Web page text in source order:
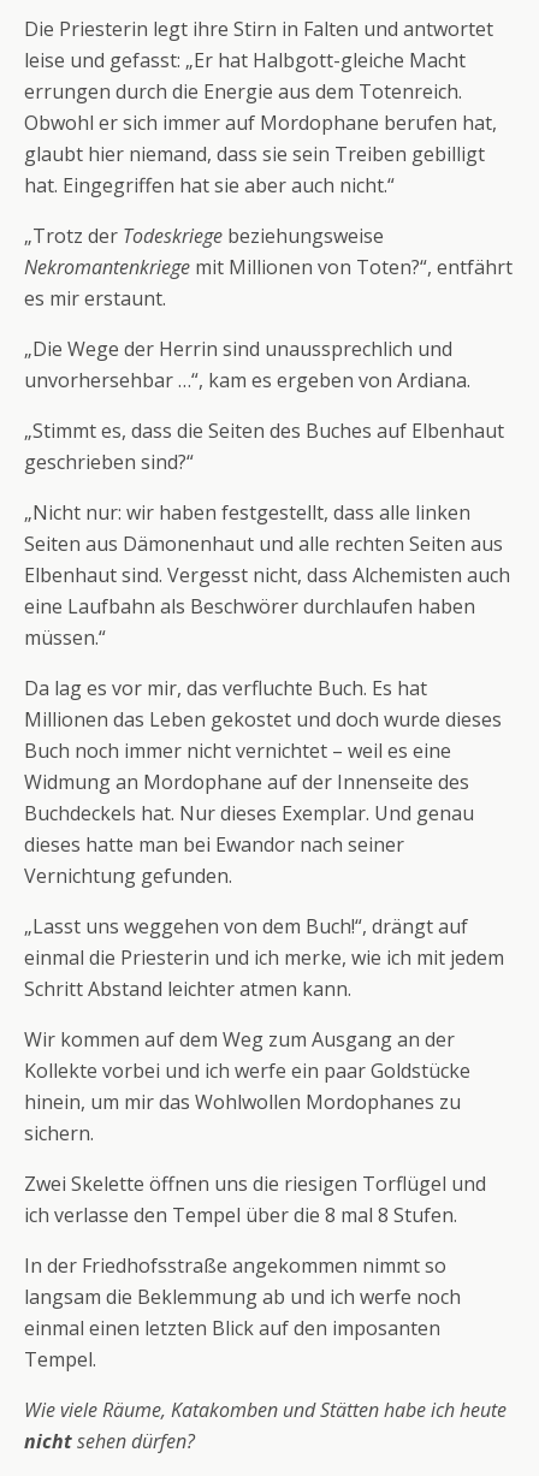
Die Priesterin legt ihre Stirn in Falten und antwortet
leise und gefasst: „Er hat Halbgott-gleiche Macht
errungen durch die Energie aus dem Totenreich.
Obwohl er sich immer auf Mordophane berufen hat,
glaubt hier niemand, dass sie sein Treiben gebilligt
hat. Eingegriffen hat sie aber auch nicht.“
„Trotz der Todeskriege beziehungsweise
Nekromantenkriege mit Millionen von Toten?“, entfährt
es mir erstaunt.
„Die Wege der Herrin sind unaussprechlich und
unvorhersehbar …“, kam es ergeben von Ardiana.
„Stimmt es, dass die Seiten des Buches auf Elbenhaut
geschrieben sind?“
„Nicht nur: wir haben festgestellt, dass alle linken
Seiten aus Dämonenhaut und alle rechten Seiten aus
Elbenhaut sind. Vergesst nicht, dass Alchemisten auch
eine Laufbahn als Beschwörer durchlaufen haben
müssen.“
Da lag es vor mir, das verfluchte Buch. Es hat
Millionen das Leben gekostet und doch wurde dieses
Buch noch immer nicht vernichtet – weil es eine
Widmung an Mordophane auf der Innenseite des
Buchdeckels hat. Nur dieses Exemplar. Und genau
dieses hatte man bei Ewandor nach seiner
Vernichtung gefunden.
„Lasst uns weggehen von dem Buch!“, drängt auf
einmal die Priesterin und ich merke, wie ich mit jedem
Schritt Abstand leichter atmen kann.
Wir kommen auf dem Weg zum Ausgang an der
Kollekte vorbei und ich werfe ein paar Goldstücke
hinein, um mir das Wohlwollen Mordophanes zu
sichern.
Zwei Skelette öffnen uns die riesigen Torflügel und
ich verlasse den Tempel über die 8 mal 8 Stufen.
In der Friedhofsstraße angekommen nimmt so
langsam die Beklemmung ab und ich werfe noch
einmal einen letzten Blick auf den imposanten
Tempel.
Wie viele Räume, Katakomben und Stätten habe ich heute
nichtsehen dürfen?